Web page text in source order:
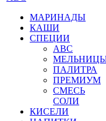
МАРИНАДЫ
КАШИ
СПЕЦИИ
АВС
ПАЛИТРА
ПРЕМИУМ
СМЕСЬ
СОЛИ
КИСЕЛИ